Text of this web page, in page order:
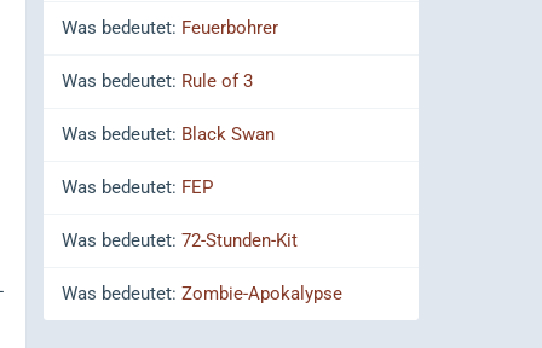
Was bedeutet: Feuerbohrer
Was bedeutet: Rule of 3
Was bedeutet: Black Swan
Was bedeutet: FEP
Was bedeutet: 72-Stunden-Kit
Was bedeutet: Zombie-Apokalypse